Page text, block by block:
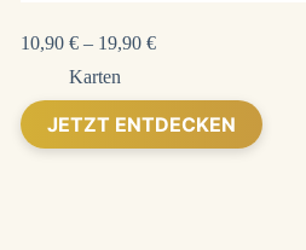
10,90 €– 19,90 €
Karten
JETZT ENTDECKEN
Dieses
Produkt
weist